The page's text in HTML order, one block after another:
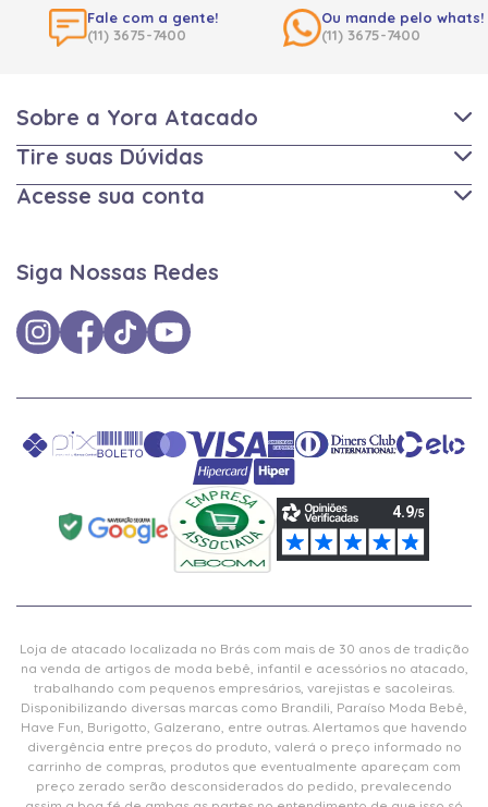
Fale com a gente!
(11) 3675-7400
Ou mande pelo whats!
(11) 3675-7400
Sobre a Yora Atacado
Tire suas Dúvidas
Acesse sua conta
Siga Nossas Redes
Loja de atacado localizada no Brás com mais de 30 anos de tradição
na venda de artigos de moda bebê, infantil e acessórios no atacado,
trabalhando com pequenos empresários, varejistas e sacoleiras.
Disponibilizando diversas marcas como Brandili, Paraíso Moda Bebê,
Have Fun, Burigotto, Galzerano, entre outras. Alertamos que havendo
divergência entre preços do produto, valerá o preço informado no
carrinho de compras, produtos que eventualmente apareçam com
preço zerado serão desconsiderados do pedido, prevalecendo